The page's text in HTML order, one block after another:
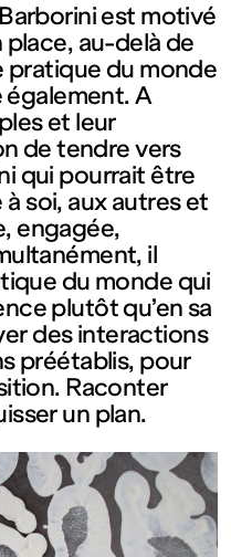
est motivé
place, au-delà de
pratique du monde
également. A
et leur
de tendre vers
qui pourrait être
soi, aux autres et
engagée,
il
du monde qui
plutôt qu’en sa
des interactions
préétablis, pour
Raconter
un plan.